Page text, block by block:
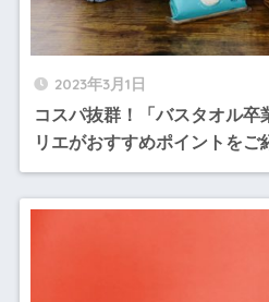
2023年3月1日
コスパ抜群！「バスタオル卒
リエがおすすめポイントをご